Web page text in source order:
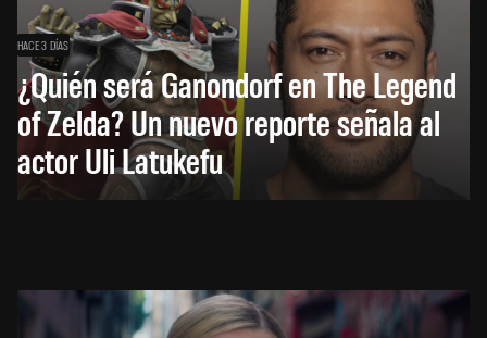
HACE 3 DÍAS
¿Quién será Ganondorf en The Legend
of Zelda? Un nuevo reporte señala al
actor Uli Latukefu